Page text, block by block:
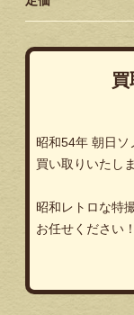
昭和54年 朝日ソ
買い取りいたし
昭和レトロな特
お任せください！